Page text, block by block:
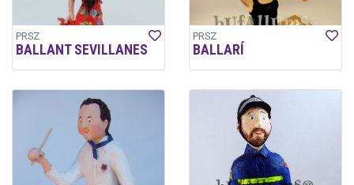
PRSZ
BALLANT SEVILLANES
PRSZ
BALLARÍ